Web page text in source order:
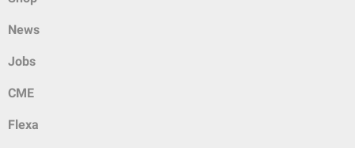
News
Jobs
CME
Flexa